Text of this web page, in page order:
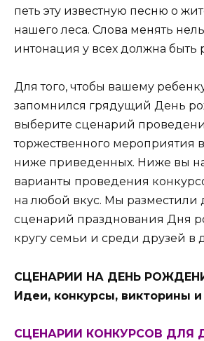
петь эту известную песню о
нашего леса. Слова менять
интонация у всех должна быть
Для того, чтобы вашему
запомнился грядущий День
выберите сценарий
торжественного мероприятия
ниже приведенных. Ниже вы
варианты проведения
на любой вкус. Мы разместили
сценарий празднования Дня
кругу семьи и среди друзей в
СЦЕНАРИИ НА ДЕНЬ
Идеи, конкурсы, викторины
СЦЕНАРИИ КОНКУРСОВ ДЛЯ